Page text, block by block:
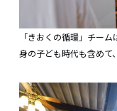
「きおくの循環」チー
身の子ども時代も含めて